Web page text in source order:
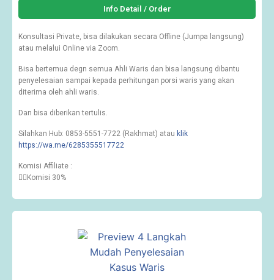
Info Detail / Order
Konsultasi Private, bisa dilakukan secara Offline (Jumpa langsung)
atau melalui Online via Zoom.
Bisa bertemua degn semua Ahli Waris dan bisa langsung dibantu
penyelesaian sampai kepada perhitungan porsi waris yang akan
diterima oleh ahli waris.
Dan bisa diberikan tertulis.
Silahkan Hub: 0853-5551-7722 (Rakhmat) atau klik
https://wa.me/6285355517722
Komisi Affiliate :
👉🏽Komisi 30%